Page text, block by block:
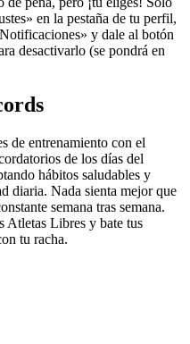
en la pestaña de tu perfil,
y dale al botón
desactivarlo (se pondrá en
de entrenamiento con el
de los días del
hábitos saludables y
diaria. Nada sienta mejor que
semana tras semana.
Atletas Libres y bate tus
tu racha.